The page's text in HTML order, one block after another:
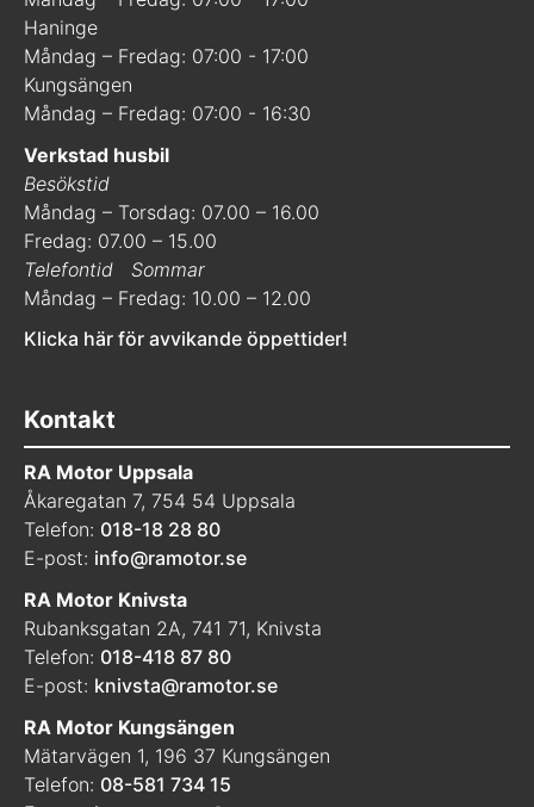
Haninge
Måndag – Fredag: 07:00 - 17:00
Kungsängen
Måndag – Fredag: 07:00 - 16:30
Verkstad husbil
Besökstid
Måndag – Torsdag: 07.00 – 16.00
Fredag: 07.00 – 15.00
Telefontid
Sommar
Måndag – Fredag: 10.00 – 12.00
Klicka här för avvikande öppettider!
Kontakt
RA Motor Uppsala
Åkaregatan 7, 754 54 Uppsala
Telefon: 018-18 28 80
E-post: info@ramotor.se
RA Motor Knivsta
Rubanksgatan 2A, 741 71, Knivsta
Telefon: 018-418 87 80
E-post: knivsta@ramotor.se
RA Motor Kungsängen
Mätarvägen 1, 196 37 Kungsängen
Telefon: 08-581 734 15